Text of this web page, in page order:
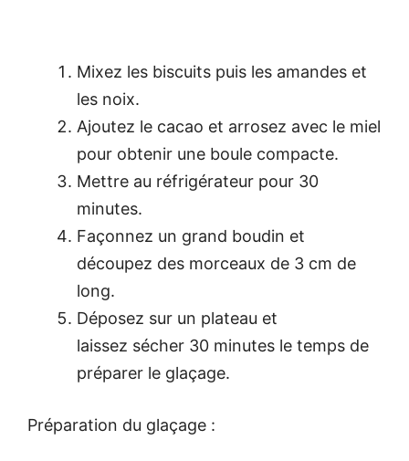
Mixez les biscuits puis les amandes et
les noix.
Ajoutez le cacao et arrosez avec le miel
pour obtenir une boule compacte.
Mettre au réfrigérateur pour 30
minutes.
Façonnez un grand boudin et
découpez des morceaux de 3 cm de
long.
Déposez sur un plateau et
laissez sécher 30 minutes le temps de
préparer le glaçage.
Préparation du glaçage :